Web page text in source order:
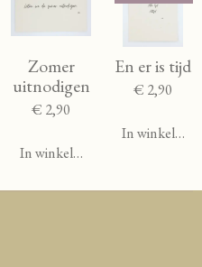
Zomer
uitnodigen
€ 2,90
In winkelwagen
En er is tijd
€ 2,90
In